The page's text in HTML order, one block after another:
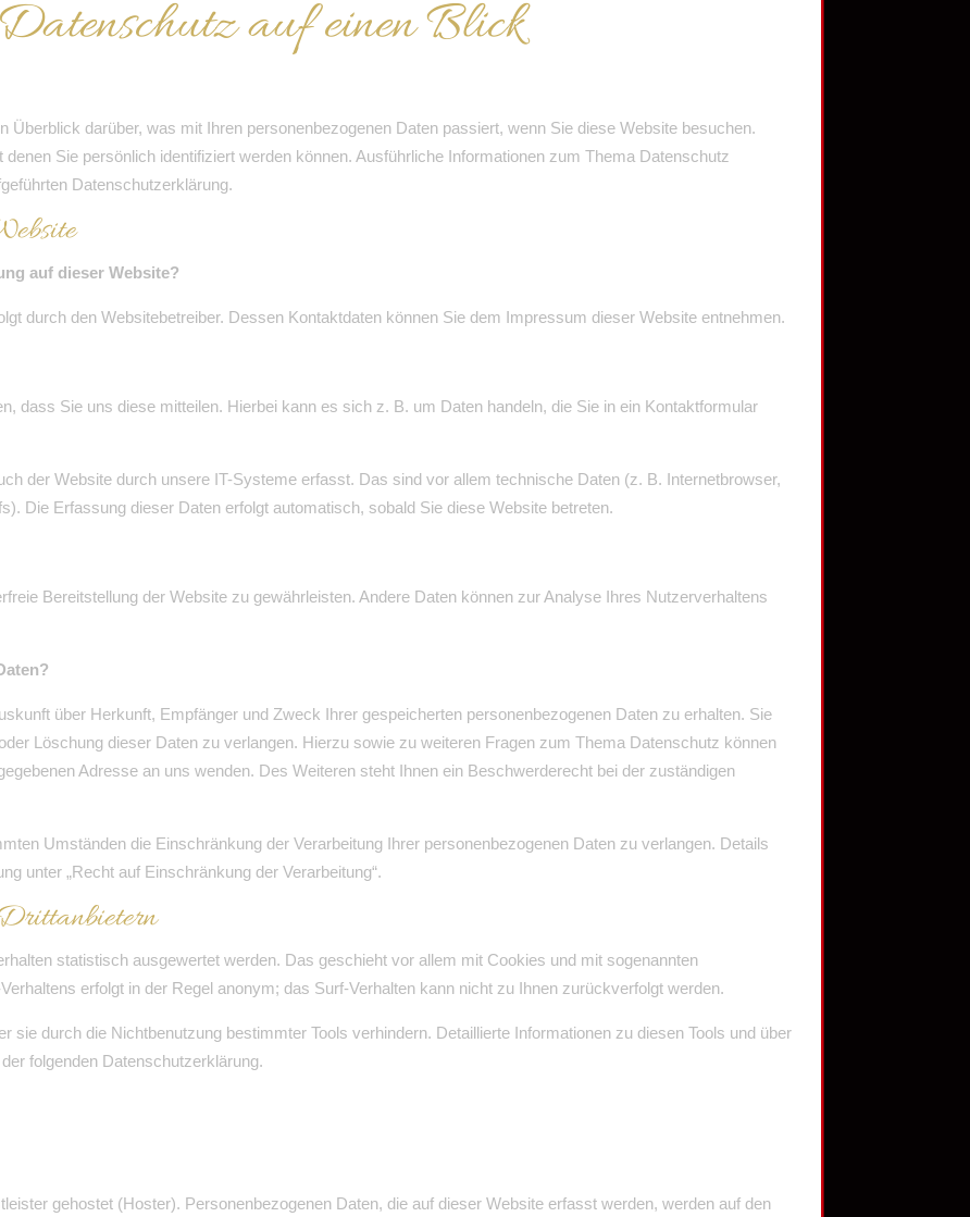
auf einen Blick
Überblick darüber, was mit Ihren personenbezogenen Daten passiert, wenn Sie diese Website besuchen.
Sie persönlich identifiziert werden können. Ausführliche Informationen zum Thema Datenschutz
Datenschutzerklärung.
auf dieser Website?
durch den Websitebetreiber. Dessen Kontaktdaten können Sie dem Impressum dieser Website entnehmen.
dass Sie uns diese mitteilen. Hierbei kann es sich z. B. um Daten handeln, die Sie in ein Kontaktformular
der Website durch unsere IT-Systeme erfasst. Das sind vor allem technische Daten (z. B. Internetbrowser,
Die Erfassung dieser Daten erfolgt automatisch, sobald Sie diese Website betreten.
Bereitstellung der Website zu gewährleisten. Andere Daten können zur Analyse Ihres Nutzerverhaltens
über Herkunft, Empfänger und Zweck Ihrer gespeicherten personenbezogenen Daten zu erhalten. Sie
Löschung dieser Daten zu verlangen. Hierzu sowie zu weiteren Fragen zum Thema Datenschutz können
Adresse an uns wenden. Des Weiteren steht Ihnen ein Beschwerderecht bei der zuständigen
Umständen die Einschränkung der Verarbeitung Ihrer personenbezogenen Daten zu verlangen. Details
unter „Recht auf Einschränkung der Verarbeitung“.
statistisch ausgewertet werden. Das geschieht vor allem mit Cookies und mit sogenannten
erfolgt in der Regel anonym; das Surf-Verhalten kann nicht zu Ihnen zurückverfolgt werden.
sie durch die Nichtbenutzung bestimmter Tools verhindern. Detaillierte Informationen zu diesen Tools und über
folgenden Datenschutzerklärung.
gehostet (Hoster). Personenbezogenen Daten, die auf dieser Website erfasst werden, werden auf den